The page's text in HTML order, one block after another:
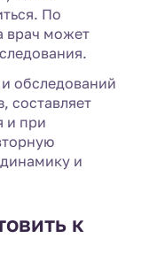
По
врач может
обследований
составляет
и при
и
к